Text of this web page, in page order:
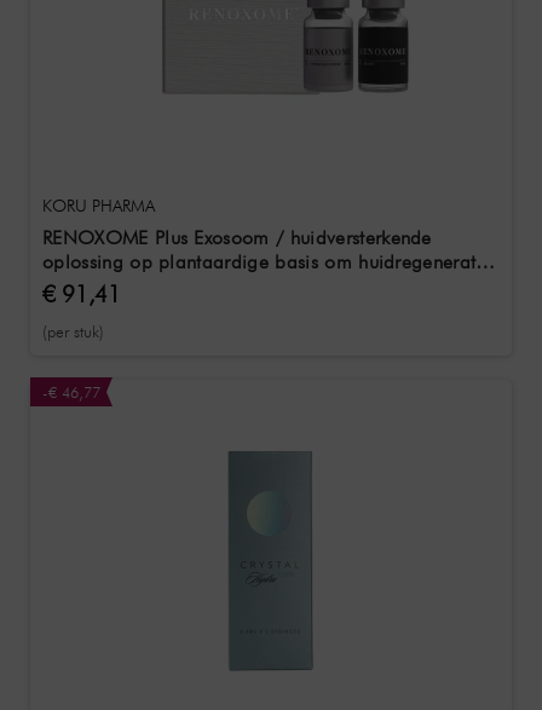
KORU PHARMA
RENOXOME Plus Exosoom / huidversterkende
oplossing op plantaardige basis om huidregeneratie
te bevorderen
€ 91,41
(per stuk)
-€ 46,77